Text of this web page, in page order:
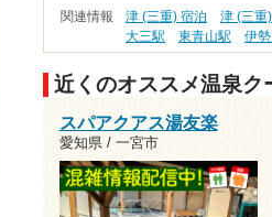
関連情報 津 (三重) 宿泊 津 (三重
大三駅
東青山駅 伊
近くのオススメ温泉ク
スパアクアス湯友楽
愛知県 / 一宮市